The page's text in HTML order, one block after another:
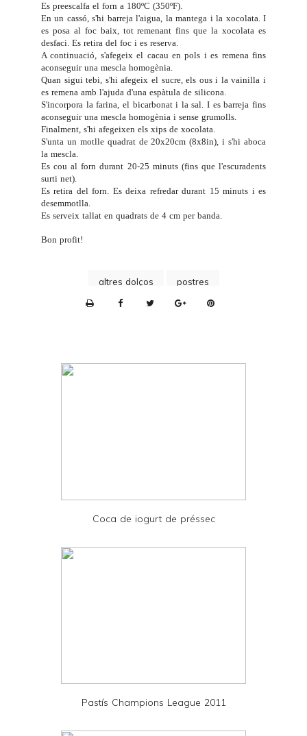
Es preescalfa el forn a 180ºC (350ºF).
En un cassó, s'hi barreja l'aigua, la mantega i la xocolata. I
es posa al foc baix, tot remenant fins que la xocolata es
desfaci. Es retira del foc i es reserva.
A continuació, s'afegeix el cacau en pols i es remena fins
aconseguir una mescla homogènia.
Quan sigui tebi, s'hi afegeix el sucre, els ous i la vainilla i
es remena amb l'ajuda d'una espàtula de silicona.
S'incorpora la farina, el bicarbonat i la sal. I es barreja fins
aconseguir una mescla homogènia i sense grumolls.
Finalment, s'hi afegeixen els xips de xocolata.
S'unta un motlle quadrat de 20x20cm (8x8in), i s'hi aboca
la mescla.
Es cou al forn durant 20-25 minuts (fins que l'escuradents
surti net).
Es retira del forn. Es deixa refredar durant 15 minuts i es
desemmotlla.
Es serveix tallat en quadrats de 4 cm per banda.
Bon profit!
altres dolços
postres
n
d
Coca de iogurt de préssec
Pastís Champions League 2011